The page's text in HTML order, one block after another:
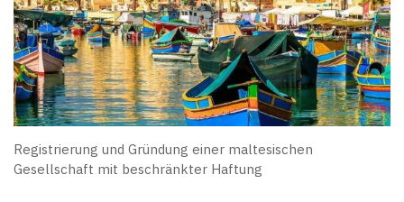
Registrierung und Gründung einer maltesischen
Gesellschaft mit beschränkter Haftung